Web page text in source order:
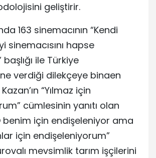
geliştirir.
163 sinemacının “Kendi
sinemacısını hapse
başlığı ile Türkiye
verdiği dilekçeye binaen
“Yılmaz için
cümlesinin yanıtı olan
benim için endişeleniyor ama
için endişeleniyorum”
mevsimlik tarım işçilerini